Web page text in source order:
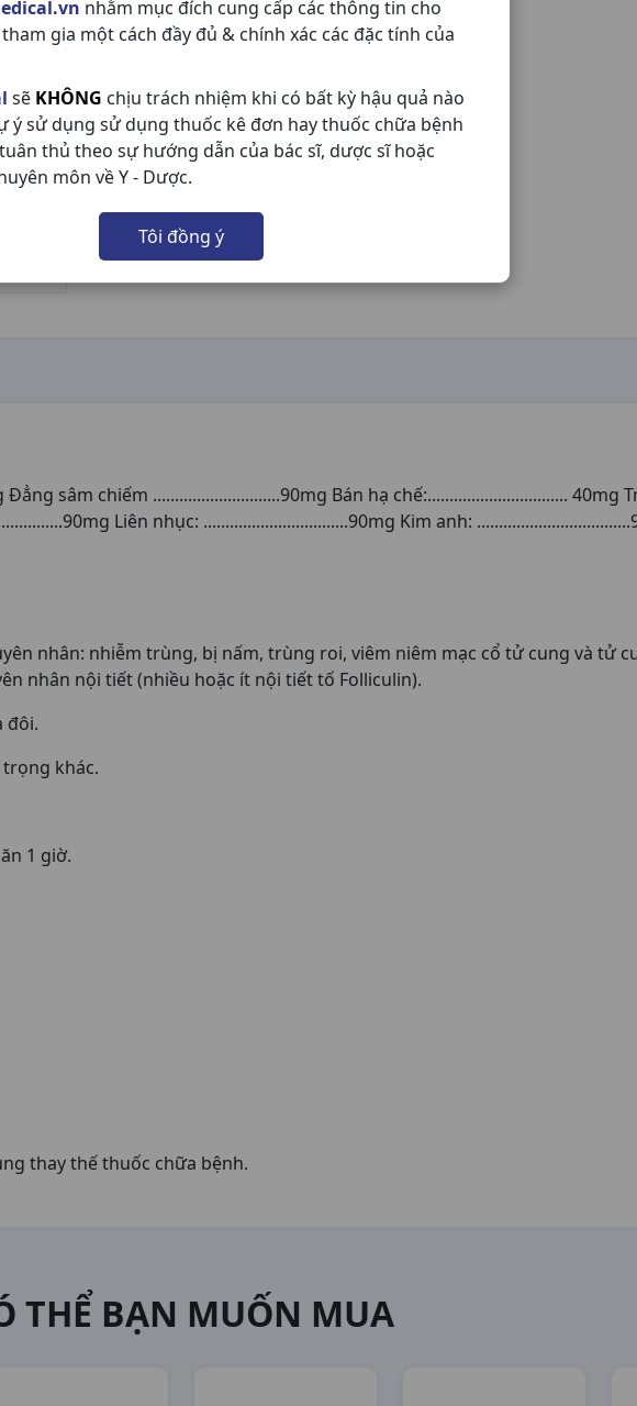
nhằm mục đích cung cấp các thông tin cho
gia một cách đầy đủ & chính xác các đặc tính của
sẽ KHÔNG chịu trách nhiệm khi có bất kỳ hậu quả nào
ý sử dụng sử dụng thuốc kê đơn hay thuốc chữa bệnh
thủ theo sự hướng dẫn của bác sĩ, dược sĩ hoặc
môn về Y - Dược.
Tôi đồng ý
sâm chiếm .............................90mg Bán hạ chế:................................ 40mg
Liên nhục: .................................90mg Kim anh:
nhân: nhiễm trùng, bị nấm, trùng roi, viêm niêm mạc cổ tử cung và tử
nhân nội tiết (nhiều hoặc ít nội tiết tố Folliculin).
đôi.
khác.
1 giờ.
thay thế thuốc chữa bệnh.
THỂ BẠN MUỐN MUA